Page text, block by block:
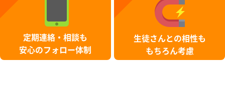
定期連絡・相談も
安心のフォロー体制
生徒さんとの相性も
もちろん考慮